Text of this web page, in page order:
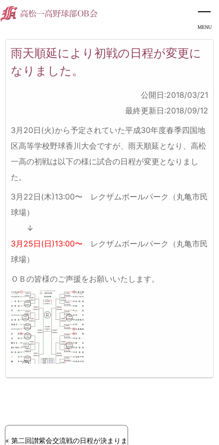
雨天順延により初戦の日程が変更に
なりました。
公開日:2018/03/21
最終更新日:2018/09/12
3月20日(火)から予定されていた平成30年度春季四国地
区高等学校野球香川大会ですが、雨天順延となり、高松
一高の初戦は以下の様に試合の日程が変更となりまし
た。
3月22日(木)13:00〜 レクザムボールパーク（丸亀市民
球場）
↓
3月25日(日)13:00〜 レクザムボールパーク（丸亀市民
球場）
ＯＢの皆様のご声援をお願いいたします。
« 第二回讃紫会交流戦の日程が決まりま